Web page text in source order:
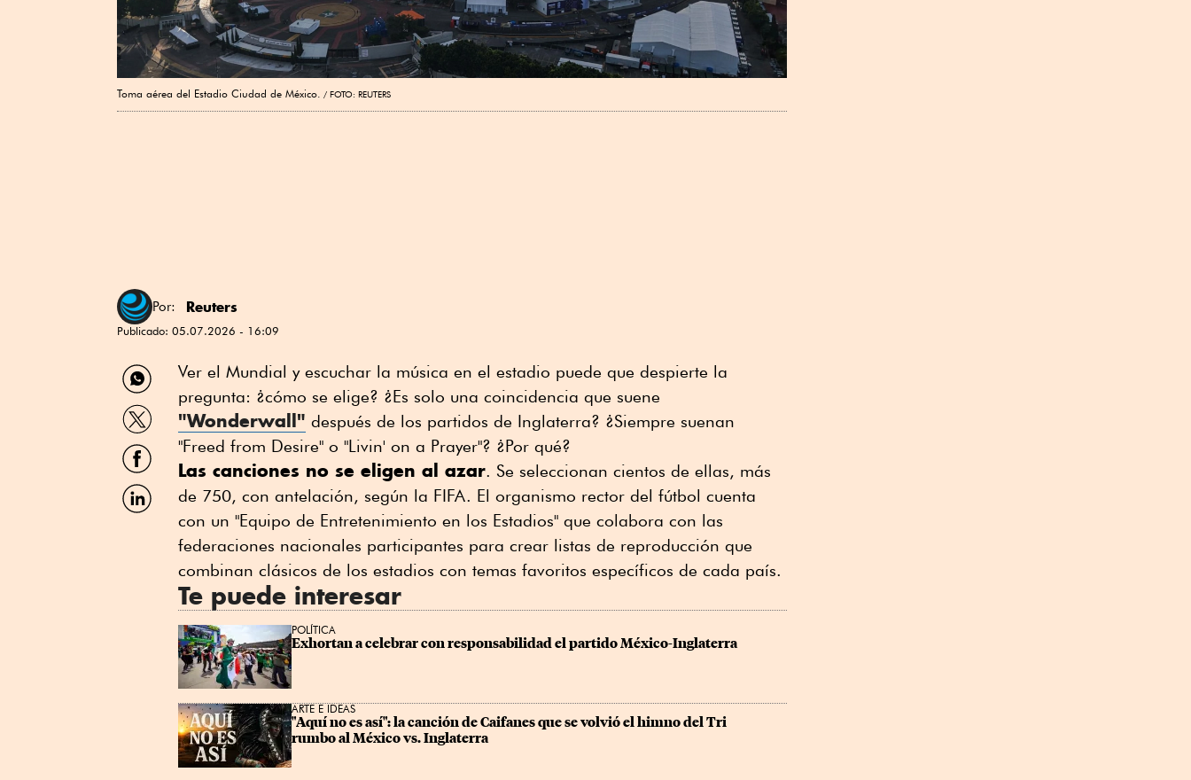
Toma aérea del Estadio Ciudad de México. FOTO: REUTERS
Por: Reuters
Publicado: 05.07.2026 - 16:09
Compartir
por
WhatsApp
Compartir
por
Twitter
Compartir
por
Facebook
Compartir
por
Ver el Mundial y escuchar la música en el estadio puede que despierte la
pregunta: ¿cómo se elige? ¿Es solo una coincidencia que suene
"Wonderwall" después de los partidos de Inglaterra? ¿Siempre suenan
"Freed from Desire" o "Livin' on a Prayer"? ¿Por qué?
Las canciones no se eligen al azar. Se seleccionan cientos de ellas, más
de 750, con antelación, según la FIFA. El organismo rector del fútbol cuenta
con un "Equipo de Entretenimiento en los Estadios" que colabora con las
federaciones nacionales participantes para crear listas de reproducción que
combinan clásicos de los estadios con temas favoritos específicos de cada país.
Te puede interesar
POLÍTICA
Exhortan a celebrar con responsabilidad el partido México-Inglaterra
ARTE E IDEAS
"Aquí no es así": la canción de Caifanes que se volvió el himno del Tri
rumbo al México vs. Inglaterra